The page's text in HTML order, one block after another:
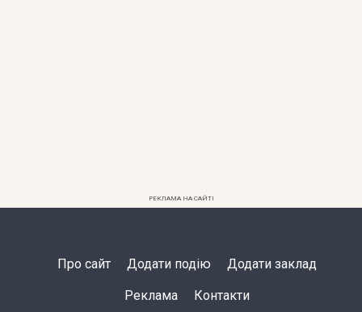
РЕКЛАМА НА САЙТІ
Про сайт Додати подію Додати заклад
Реклама Контакти